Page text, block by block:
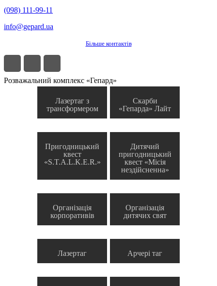
(098) 111-99-11
info@gepard.ua
Більше контактів
Розважальний комплекс «Гепард»
Лазертаг з
трансформером
Скарби
«Гепарда» Лайт
Пригодницький
квест
«S.T.A.L.K.E.R.»
Дитячий
пригодницький
квест «Місія
нездійсненна»
Організація
корпоративів
Організація
дитячих свят
Лазертаг Арчері таг